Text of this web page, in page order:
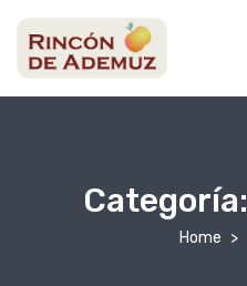
Categoría:
Home